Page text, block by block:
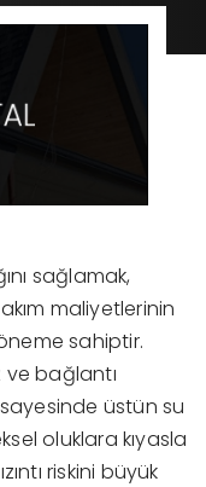
sağlamak,
maliyetlerinin
sahiptir.
ve bağlantı
üstün su
oluklara kıyasla
riskini büyük